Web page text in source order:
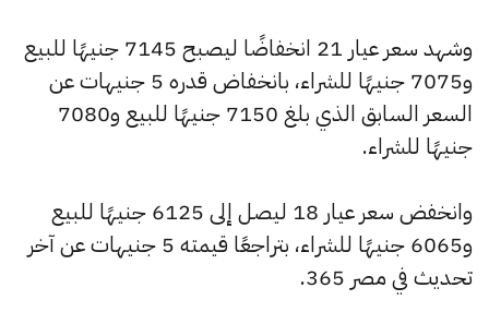
وشهد سعر عيار 21 انخفاضًا ليصبح 7145 جنيهًا للبيع
و7075 جنيهًا للشراء، بانخفاض قدره 5 جنيهات عن
السعر السابق الذي بلغ 7150 جنيهًا للبيع و7080
جنيهًا للشراء.
وانخفض سعر عيار 18 ليصل إلى 6125 جنيهًا للبيع
و6065 جنيهًا للشراء، بتراجعًا قيمته 5 جنيهات عن آخر
تحديث في مصر 365.